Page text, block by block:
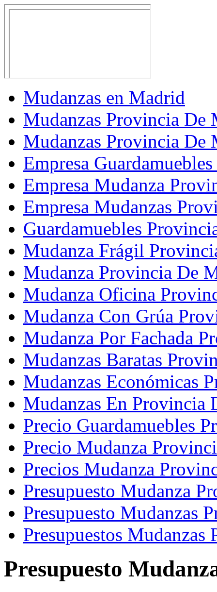
Mudanzas en Madrid
Mudanzas Provincia De
Mudanzas Provincia De
Empresa
Empresa Mudanza
Empresa Mudanzas
Guardamuebles
Mudanza Frágil
Mudanza Provincia De
Mudanza Oficina
Mudanza Con Grúa
Mudanza Por Fachada
Mudanzas Baratas
Mudanzas Económicas
Mudanzas En Provincia
Precio Guardamuebles
Precio Mudanza
Precios Mudanza
Presupuesto Mudanza
Presupuesto Mudanzas
Presupuestos
Presupuesto